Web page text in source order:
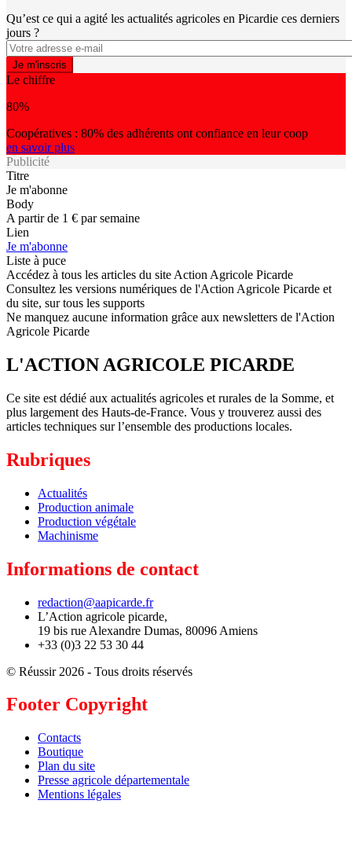
Qu’est ce qui a agité les actualités agricoles en Picardie ces derniers
jours ?
Le chiffre
80%
Coopératives : 80% des adhérents ont confiance en leur coop
en savoir plus
Publicité
Titre
Je m'abonne
Body
A partir de 1 € par semaine
Lien
Je m'abonne
Liste à puce
Accédez à tous les articles du site Action Agricole Picarde
Consultez les versions numériques de l'Action Agricole Picarde et
du site, sur tous les supports
Ne manquez aucune information grâce aux newsletters de l'Action
Agricole Picarde
L'ACTION AGRICOLE PICARDE
Ce site est dédié aux actualités agricoles et rurales de la Somme, et
plus largement des Hauts-de-France. Vous y trouverez aussi des
articles techniques sur l’ensemble des productions locales.
Rubriques
Actualités
Production animale
Production végétale
Machinisme
Informations de contact
redaction@aapicarde.fr
L’Action agricole picarde,
19 bis rue Alexandre Dumas, 80096 Amiens
+33 (0)3 22 53 30 44
© Réussir 2026 - Tous droits réservés
Footer Copyright
Contacts
Boutique
Plan du site
Presse agricole départementale
Mentions légales